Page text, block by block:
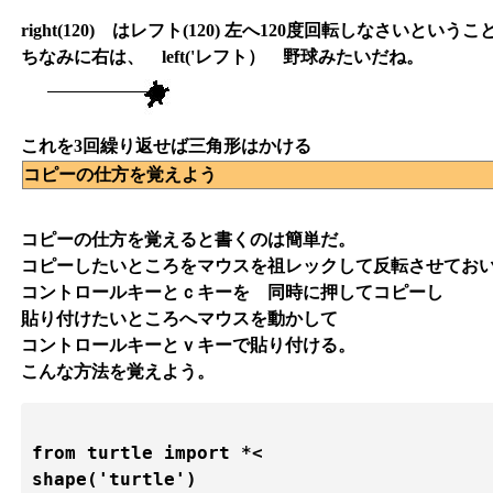
right(120) はレフト(120) 左へ120度回転しなさいということ
ちなみに右は、 left('レフト） 野球みたいだね。
これを3回繰り返せば三角形はかける
コピーの仕方を覚えよう
コピーの仕方を覚えると書くのは簡単だ。
コピーしたいところをマウスを祖レックして反転させてお
コントロールキーとｃキーを 同時に押してコピーし
貼り付けたいところへマウスを動かして
コントロールキーとｖキーで貼り付ける。
こんな方法を覚えよう。
from turtle import *<
shape('turtle')